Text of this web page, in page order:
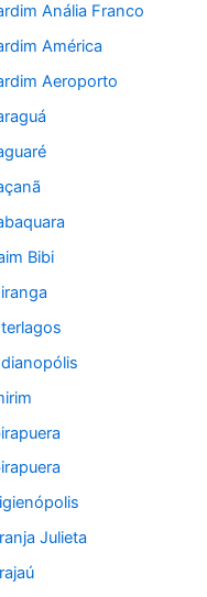
Anália Franco
América
Aeroporto
Bibi
Julieta